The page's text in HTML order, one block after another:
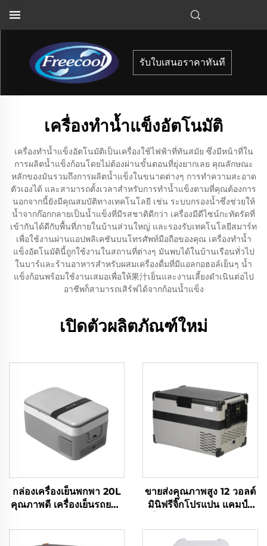
รับใบเสนอราคาทันที
เครื่องทำน้ำแข็งอัตโนมัติ
เครื่องทำน้ำแข็งอัตโนมัติเป็นเครื่องใช้ไฟฟ้าที่ทันสมัย ซึ่งมีหน้าที่ใน
การผลิตน้ำแข็งก้อนโดยไม่ต้องผ่านขั้นตอนที่ยุ่งยากเลย คุณลักษณะ
หลักของมันรวมถึงการผลิตน้ำแข็งในขนาดต่างๆ การทำความสะอาด
ตัวเองได้ และสามารถตั้งเวลาสำหรับการทำน้ำแข็งตามที่คุณต้องการ
นอกจากนี้ยังมีคุณสมบัติทางเทคโนโลยี เช่น ระบบกรองน้ำซึ่งช่วยให้
น้ำจากก๊อกกลายเป็นน้ำแข็งที่มีรสชาติดีกว่า เครื่องมีดีไซน์กะทัดรัดที่
เข้ากันได้ดีกับพื้นที่ภายในบ้านส่วนใหญ่ และรองรับเทคโนโลยีสมาร์ท
เพื่อใช้งานผ่านแอปพลิเคชันบนโทรศัพท์มือถือของคุณ เครื่องทำน้ำ
แข็งอัตโนมัตินี้ถูกใช้งานในสถานที่ต่างๆ มันพบได้ในบ้านเรือนทั่วไป
ในบาร์และร้านอาหารสำหรับผสมเครื่องดื่มที่มีแอลกอฮอล์เย็นๆ น้ำ
แข็งก้อนพร้อมใช้งานเสมอเพื่อให้果汁เย็นและงานเลี้ยงดำเนินต่อไป
อาชีพก็สามารถเสิร์ฟได้จากก้อนน้ำแข็ง
เปิดตัวผลิตภัณฑ์ใหม่
กล่องเครื่องเย็นพกพา 20L
คุณภาพดี เครื่องเย็นรถยนต์
และการเดินทาง
ขายส่งคุณภาพสูง 12 วอลต์
มินิฟรีจิ๊กโปรแปน แคมป์ตู้
เย็น เครื่องเย็นพกพา